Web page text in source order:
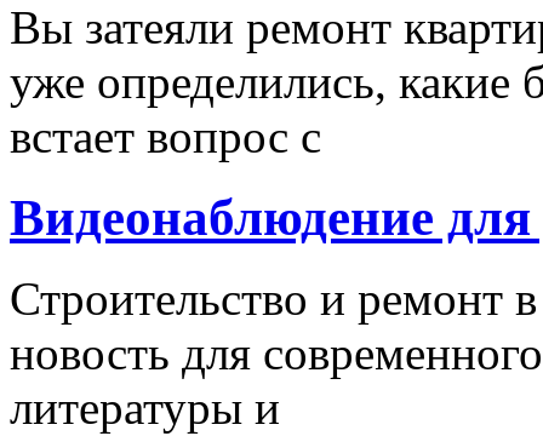
Вы затеяли ремонт
уже определились, какие
встает вопрос с
Видеонаблюдение
Строительство и ремонт
новость для
литературы и